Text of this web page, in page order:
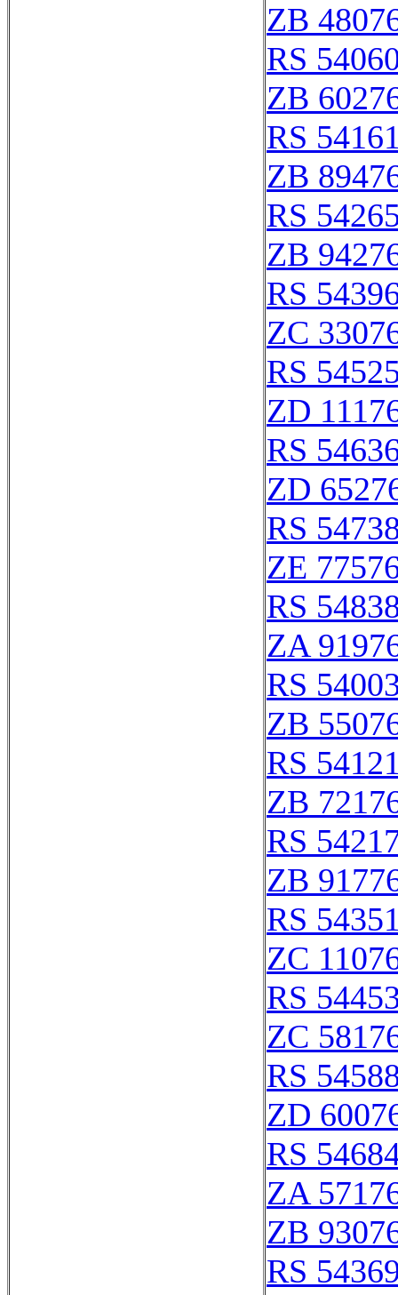
ZB
RS
ZB
RS
ZB
RS
ZB
RS
ZC
RS
ZD
RS
ZD
RS
ZE
RS
ZA
RS
ZB
RS
ZB
RS
ZB
RS
ZC
RS
ZC
RS
ZD
RS
ZA
ZB
RS